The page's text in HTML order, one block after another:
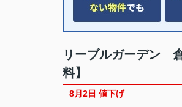
リーブルガーデン
料】
8月2日 値下げ